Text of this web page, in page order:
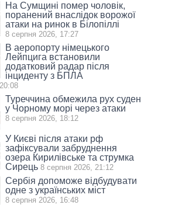
На Сумщині помер чоловік,
поранений внаслідок ворожої
атаки на ринок в Білопіллі
8 серпня 2026, 17:27
В аеропорту німецького
Лейпцига встановили
додатковий радар після
інциденту з БПЛА
Туреччина обмежила рух суден
у Чорному морі через атаки
8 серпня 2026, 18:12
У Києві після атаки рф
зафіксували забруднення
озера Кирилівське та струмка
Сирець 8 серпня 2026, 21:12
Сербія допоможе відбудувати
одне з українських міст
8 серпня 2026, 16:48